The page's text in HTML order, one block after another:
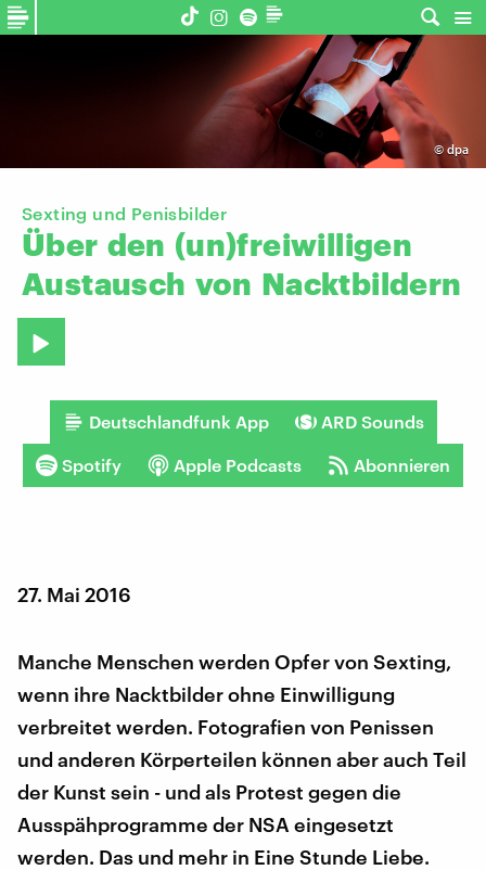
© dpa
Sexting und Penisbilder
Über den (un)freiwilligen
Austausch von Nacktbildern
Deutschlandfunk App ARD Sounds
Spotify Apple Podcasts Abonnieren
27. Mai 2016
Manche Menschen werden Opfer von Sexting,
wenn ihre Nacktbilder ohne Einwilligung
verbreitet werden. Fotografien von Penissen
und anderen Körperteilen können aber auch Teil
der Kunst sein - und als Protest gegen die
Ausspähprogramme der NSA eingesetzt
werden. Das und mehr in Eine Stunde Liebe.